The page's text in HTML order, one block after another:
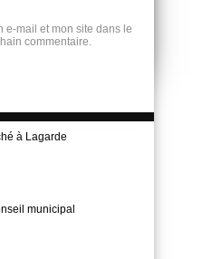
e-mail et mon site dans le
commentaire.
à Lagarde
municipal